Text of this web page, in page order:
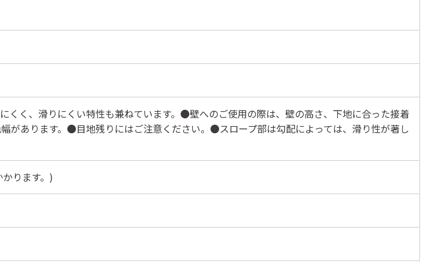
くく、滑りにくい特性も兼ねています。●壁へのご使用の際は、壁の高さ、下地に合った接着
があります。●目地残りにはご注意ください。●スロープ部は勾配によっては、滑り性が著し
ります。)